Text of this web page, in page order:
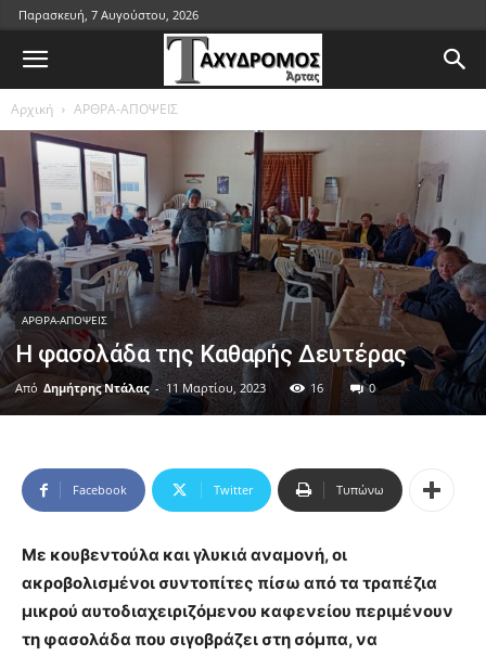
Παρασκευή, 7 Αυγούστου, 2026
Αρχική ΑΡΘΡΑ-ΑΠΟΨΕΙΣ
ΑΡΘΡΑ-ΑΠΟΨΕΙΣ
Η φασολάδα της Καθαρής Δευτέρας
Από Δημήτρης Ντάλας - 11 Μαρτίου, 2023 16 0
Facebook Twitter Τυπώνω
Με κουβεντούλα και γλυκιά αναμονή, οι
ακροβολισμένοι συντοπίτες πίσω από τα τραπέζια
μικρού αυτοδιαχειριζόμενου καφενείου περιμένουν
τη φασολάδα που σιγοβράζει στη σόμπα, να